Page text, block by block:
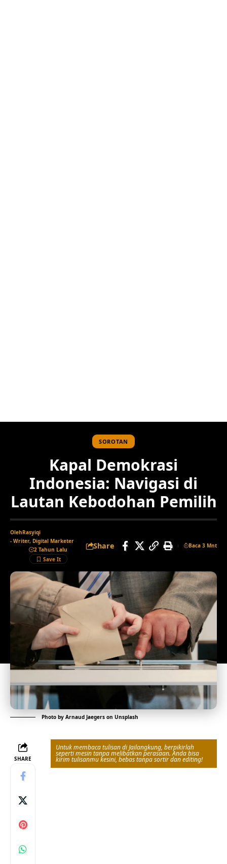
SOROTAN
Kapal Demokrasi
Indonesia: Navigasi di
Lautan Kebodohan Pemilih
OlehRasyiqi
- Writer, Digital Marketer
2 Tahun Lalu
Share Baca 3 Mnt
Photo by Arnaud Jaegers on Unsplash
SHARE
Untuk membaca tulisan di Jailangkung, berpikirlah
seperti mesin tanpa melibatkan perasaan. Anda bisa
kirim tulisanmu kesini, bebas tanpa sortir dan editing!